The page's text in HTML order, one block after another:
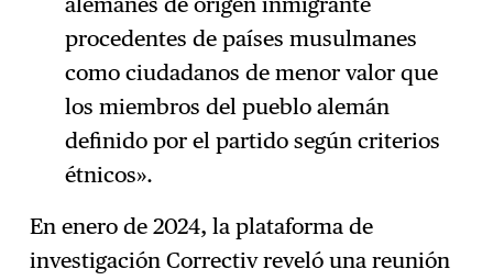
procedentes de países musulmanes
como ciudadanos de menor valor que
los miembros del pueblo alemán
definido por el partido según criterios
étnicos».
En enero de 2024, la plataforma de
investigación Correctiv reveló una reunión